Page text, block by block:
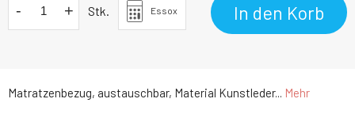
Matratzenbezug, austauschbar, Material Kunstleder... Mehr
- + Stk. Essox In den Korb